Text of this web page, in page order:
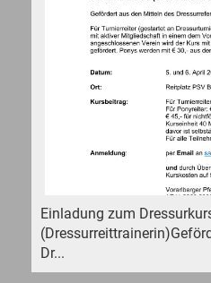
Einladung zum
Dr...